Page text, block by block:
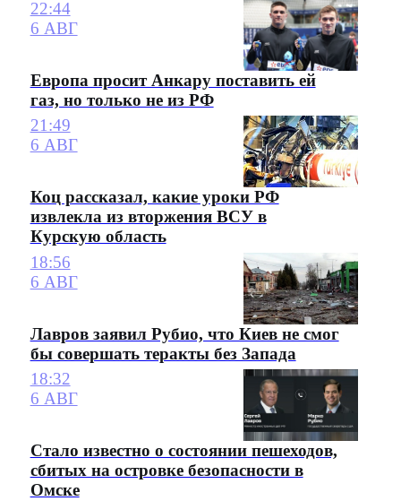
22:44
6 АВГ
Европа просит Анкару поставить ей
газ, но только не из РФ
21:49
6 АВГ
Коц рассказал, какие уроки РФ
извлекла из вторжения ВСУ в
Курскую область
18:56
6 АВГ
Лавров заявил Рубио, что Киев не смог
бы совершать теракты без Запада
18:32
6 АВГ
Стало известно о состоянии пешеходов,
сбитых на островке безопасности в
Омске